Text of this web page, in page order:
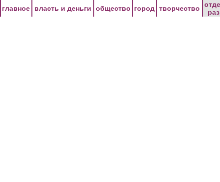
главное власть и деньги общество город творчество